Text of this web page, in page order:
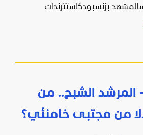
المشهد بزنسبودكاستترندات
المرشد الشبح.. من
من مجتبى خامنئي؟